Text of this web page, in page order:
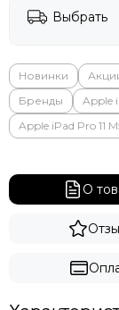
Выбрать
Новинки
Бренды
Apple
Apple iPad Pro 11
О